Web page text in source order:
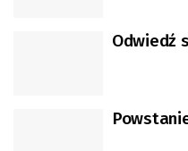
Odwiedź